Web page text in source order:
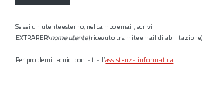
Se sei un utente esterno, nel campo email, scrivi
EXTRARER\nome utente(ricevuto tramite email di abilitazione)
Per problemi tecnici contatta l’assistenza informatica.